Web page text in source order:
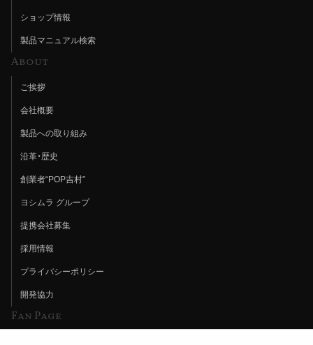
ショップ情報
製品マニュアル検索
About
ご挨拶
会社概要
製品への取り組み
沿革・歴史
創業者“POP吉村”
ヨシムラ グループ
提携会社募集
採用情報
プライバシーポリシー
開発協力
Fan Page